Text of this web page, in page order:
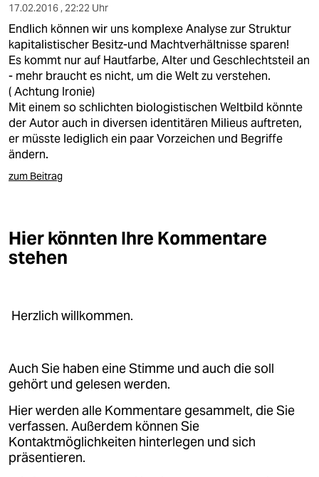
17.02.2016 , 22:22 Uhr
Endlich können wir uns komplexe Analyse zur Struktur
kapitalistischer Besitz-und Machtverhältnisse sparen!
Es kommt nur auf Hautfarbe, Alter und Geschlechtsteil an
- mehr braucht es nicht, um die Welt zu verstehen.
( Achtung Ironie)
Mit einem so schlichten biologistischen Weltbild könnte
der Autor auch in diversen identitären Milieus auftreten,
er müsste lediglich ein paar Vorzeichen und Begriffe
ändern.
zum Beitrag
Hier könnten Ihre Kommentare
stehen
Herzlich willkommen.
Auch Sie haben eine Stimme und auch die soll
gehört und gelesen werden.
Hier werden alle Kommentare gesammelt, die Sie
verfassen. Außerdem können Sie
Kontaktmöglichkeiten hinterlegen und sich
präsentieren.